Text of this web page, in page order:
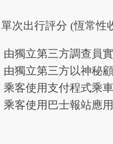
次出行評分 (恆常性
由獨立第三方調查員
由獨立第三方以神秘
乘客使用支付程式乘
乘客使用巴士報站應